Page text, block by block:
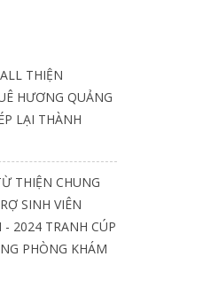
THIỆN
HƯƠNG QUẢNG
LẠI THÀNH
THIỆN CHUNG
SINH VIÊN
- 2024 TRANH CÚP
PHÒNG KHÁM